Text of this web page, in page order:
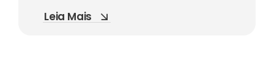
Leia Mais